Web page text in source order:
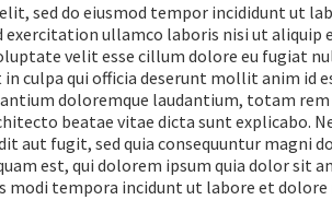
sed do eiusmod tempor incididunt ut
ullamco laboris nisi ut aliquip
velit esse cillum dolore eu fugiat
culpa qui officia deserunt mollit anim id
doloremque laudantium, totam
beatae vitae dicta sunt explicabo.
aut fugit, sed quia consequuntur magni
est, qui dolorem ipsum quia dolor sit
modi tempora incidunt ut labore et